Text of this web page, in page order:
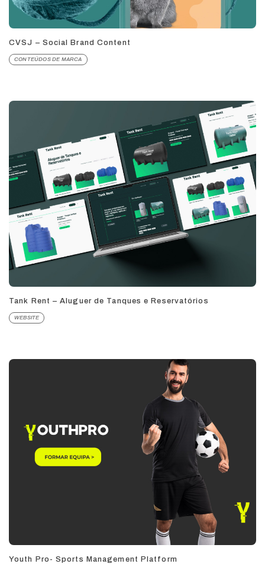
CVSJ – Social Brand Content
CONTEÚDOS DE MARCA
Tank Rent – Aluguer de Tanques e Reservatórios
WEBSITE
Youth Pro- Sports Management Platform